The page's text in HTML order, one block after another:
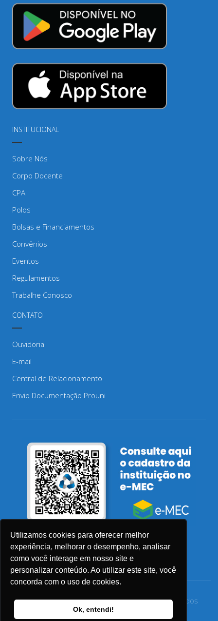
Utilizamos cookies para oferecer melhor
experiência, melhorar o desempenho, analisar
como você interage em nosso site e
personalizar conteúdo. Ao utilizar este site, você
concorda com o uso de cookies.
Ok, entendi!
INSTITUCIONAL
Sobre Nós
Corpo Docente
CPA
Polos
Bolsas e Financiamentos
Convênios
Eventos
Regulamentos
Trabalhe Conosco
CONTATO
Ouvidoria
E-mail
Central de Relacionamento
Envio Documentação Prouni
© 2026 Faculdade Sensu – Todos os direitos reservados
Privacidade